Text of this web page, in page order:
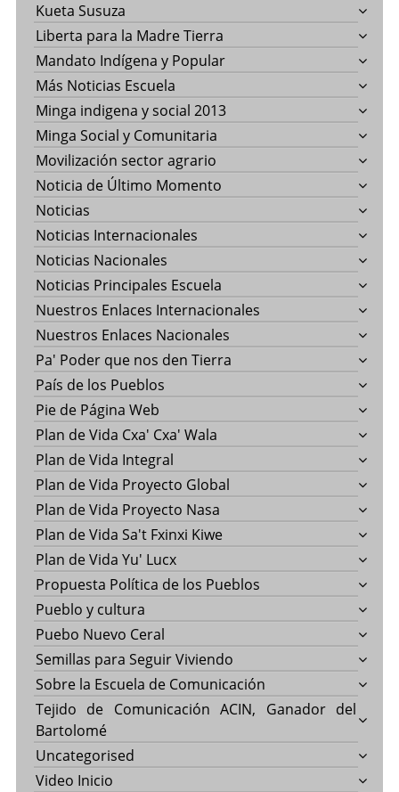
Kueta Susuza
Liberta para la Madre Tierra
Mandato Indígena y Popular
Más Noticias Escuela
Minga indigena y social 2013
Minga Social y Comunitaria
Movilización sector agrario
Noticia de Último Momento
Noticias
Noticias Internacionales
Noticias Nacionales
Noticias Principales Escuela
Nuestros Enlaces Internacionales
Nuestros Enlaces Nacionales
Pa' Poder que nos den Tierra
País de los Pueblos
Pie de Página Web
Plan de Vida Cxa' Cxa' Wala
Plan de Vida Integral
Plan de Vida Proyecto Global
Plan de Vida Proyecto Nasa
Plan de Vida Sa't Fxinxi Kiwe
Plan de Vida Yu' Lucx
Propuesta Política de los Pueblos
Pueblo y cultura
Puebo Nuevo Ceral
Semillas para Seguir Viviendo
Sobre la Escuela de Comunicación
Tejido de Comunicación ACIN, Ganador del
Bartolomé
Uncategorised
Video Inicio